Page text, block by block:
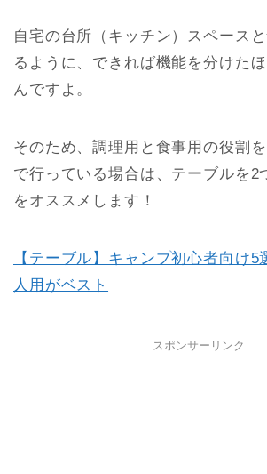
自宅の台所（キッチン）スペース
るように、できれば機能を分けた
んですよ。
そのため、調理用と食事用の役割
で行っている場合は、テーブルを2
をオススメします！
【テーブル】キャンプ初心者向け
人用がベスト
スポンサーリンク